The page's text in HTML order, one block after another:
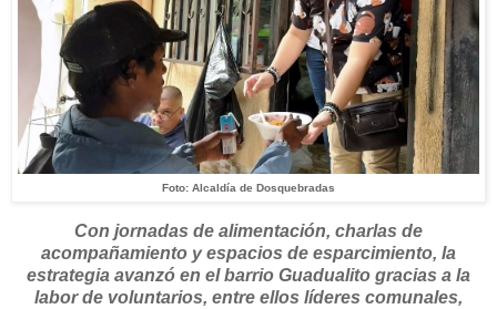
Foto: Alcaldía de Dosquebradas
Con jornadas de alimentación, charlas de
acompañamiento y espacios de esparcimiento, la
estrategia avanzó en el barrio Guadualito gracias a la
labor de voluntarios, entre ellos líderes comunales,